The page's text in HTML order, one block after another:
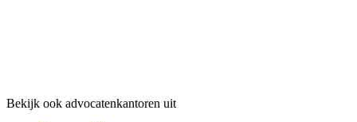
Bekijk ook advocatenkantoren uit